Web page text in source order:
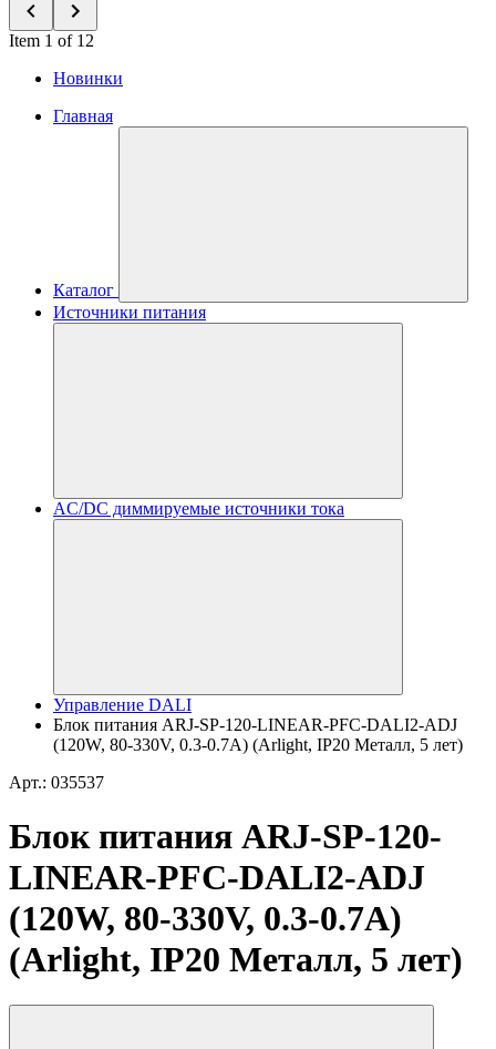
Item 1 of 12
Новинки
Главная
Каталог
Источники питания
AC/DC диммируемые источники тока
Управление DALI
Блок питания ARJ-SP-120-LINEAR-PFC-DALI2-ADJ
(120W, 80-330V, 0.3-0.7A) (Arlight, IP20 Металл, 5 лет)
Арт.: 035537
Блок питания ARJ-SP-120-
LINEAR-PFC-DALI2-ADJ
(120W, 80-330V, 0.3-0.7A)
(Arlight, IP20 Металл, 5 лет)